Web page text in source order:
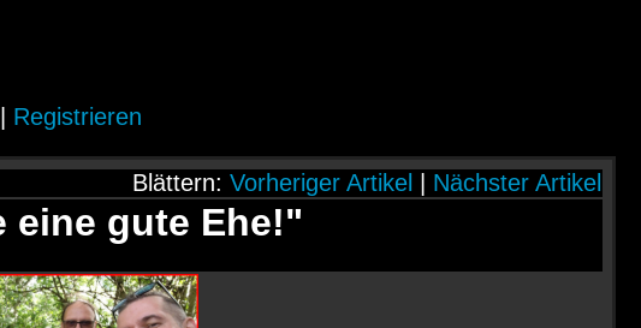
Registrieren
Blättern: Vorheriger Artikel Nächster Artikel
eine gute Ehe!"